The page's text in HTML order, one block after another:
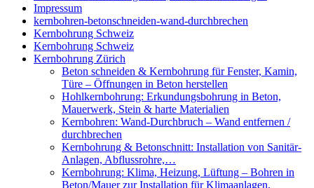
Impressum
kernbohren-betonschneiden-wand-durchbrechen
Kernbohrung Schweiz
Kernbohrung Schweiz
Kernbohrung Zürich
Beton schneiden & Kernbohrung für Fenster, Kamin,
Türe – Öffnungen in Beton herstellen
Hohlkernbohrung: Erkundungsbohrung in Beton,
Mauerwerk, Stein & harte Materialien
Kernbohren: Wand-Durchbruch – Wand entfernen /
durchbrechen
Kernbohrung & Betonschnitt: Installation von Sanitär-
Anlagen, Abflussrohre,…
Kernbohrung: Klima, Heizung, Lüftung – Bohren in
Beton/Mauer zur Installation für Klimaanlagen,